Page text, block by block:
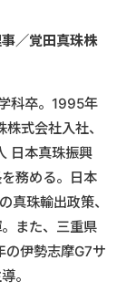
／覚田真珠株
科卒。1995年
式会社入社、
日本真珠振興
務める。日本
真珠輸出政策、
また、三重県
の伊勢志摩G7サ
。